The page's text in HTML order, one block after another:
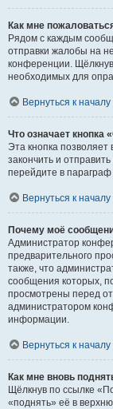
Как мне
Рядом с каждым
отправки жалобы на
конференции.
необходимых для
Вернуться к началу
Что означает кнопка
Эта кнопка
закончить и
перейдите в
Вернуться к началу
Почему моё
Администратор
предварительного
также, что
сообщения которых,
просмотрены перед
администратором
информации.
Вернуться к началу
Как мне вновь
Щёлкнув по ссылке
«поднять» её в